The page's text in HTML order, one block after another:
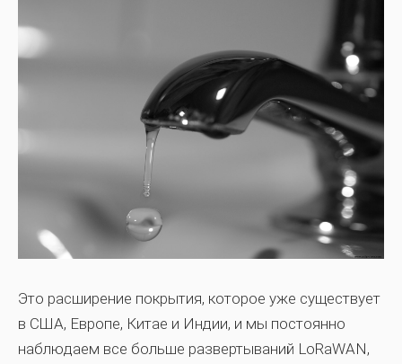
Это расширение покрытия, которое уже существует
в США, Европе, Китае и Индии, и мы постоянно
наблюдаем все больше развертываний LoRaWAN,